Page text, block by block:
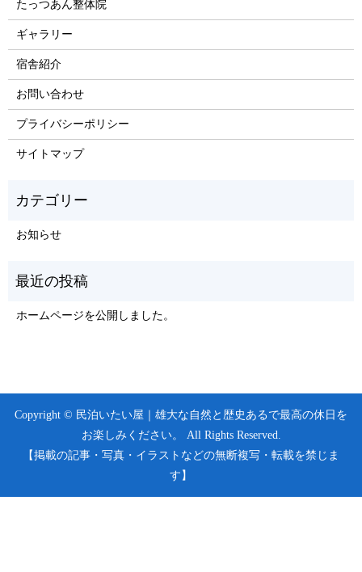
たっつあん整体院
ギャラリー
宿舎紹介
お問い合わせ
プライバシーポリシー
サイトマップ
お知らせ
ホームページを公開しました。
Copyright © 民泊いたい屋｜雄大な自然と歴史あるで最高の休日を
お楽しみください。 All Rights Reserved.
【掲載の記事・写真・イラストなどの無断複写・転載を禁じま
す】